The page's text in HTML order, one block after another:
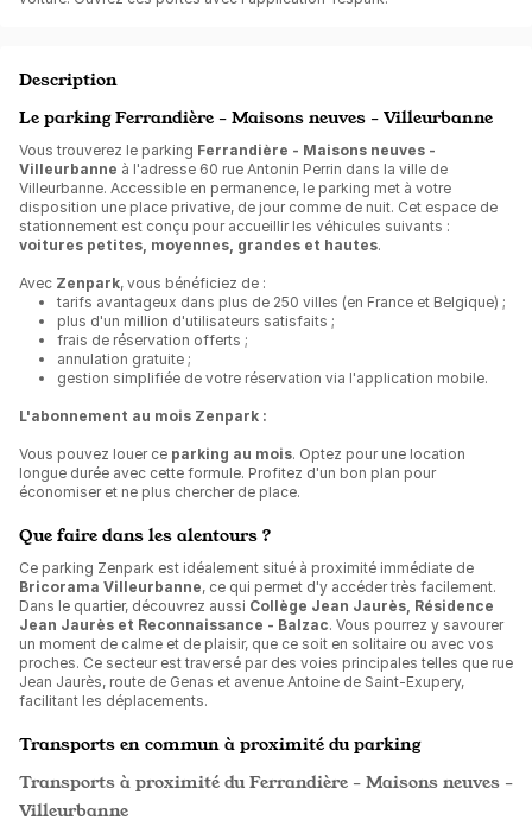
Description
Le parking Ferrandière - Maisons neuves - Villeurbanne
Vous trouverez le parking Ferrandière - Maisons neuves -
Villeurbanne à l'adresse 60 rue Antonin Perrin dans la ville de
Villeurbanne. Accessible en permanence, le parking met à votre
disposition une place privative, de jour comme de nuit. Cet espace de
stationnement est conçu pour accueillir les véhicules suivants :
voitures petites, moyennes, grandes et hautes.
Avec Zenpark, vous bénéficiez de :
tarifs avantageux dans plus de 250 villes (en France et Belgique) ;
plus d'un million d'utilisateurs satisfaits ;
frais de réservation offerts ;
annulation gratuite ;
gestion simplifiée de votre réservation via l'application mobile.
L'abonnement au mois Zenpark :
Vous pouvez louer ce parking au mois. Optez pour une location
longue durée avec cette formule. Profitez d'un bon plan pour
économiser et ne plus chercher de place.
Que faire dans les alentours ?
Ce parking Zenpark est idéalement situé à proximité immédiate de
Bricorama Villeurbanne, ce qui permet d'y accéder très facilement.
Dans le quartier, découvrez aussi Collège Jean Jaurès, Résidence
Jean Jaurès et Reconnaissance - Balzac. Vous pourrez y savourer
un moment de calme et de plaisir, que ce soit en solitaire ou avec vos
proches. Ce secteur est traversé par des voies principales telles que rue
Jean Jaurès, route de Genas et avenue Antoine de Saint-Exupery,
facilitant les déplacements.
Transports en commun à proximité du parking
Transports à proximité du Ferrandière - Maisons neuves -
Villeurbanne